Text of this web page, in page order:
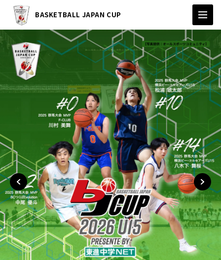
BASKETBALL JAPAN CUP